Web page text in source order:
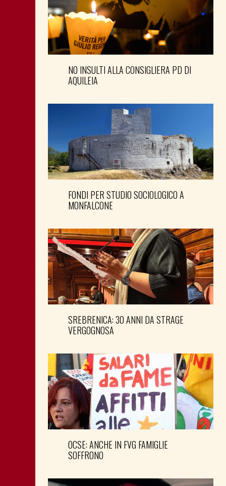
NO INSULTI ALLA CONSIGLIERA PD DI
AQUILEIA
FONDI PER STUDIO SOCIOLOGICO A
MONFALCONE
SREBRENICA: 30 ANNI DA STRAGE
VERGOGNOSA
OCSE: ANCHE IN FVG FAMIGLIE
SOFFRONO